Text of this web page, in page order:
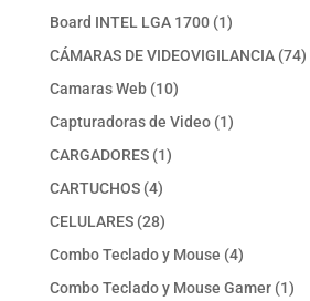
producto
Board INTEL LGA 1700 11
producto
CÁMARAS DE VIDEOVIGILANCIA 7474
Camaras Web 1010
productos
Capturadoras de Video 11
CARGADORES 11
CARTUCHOS 44
productos
CELULARES 2828
productos
Combo Teclado y Mouse 44
productos
Combo Teclado y Mouse Gamer 11